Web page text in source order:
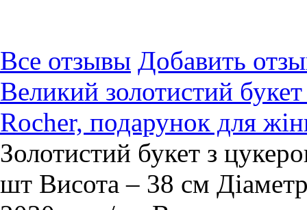
Все отзывы Добавить
Великий золотистий
Rocher, подарунок для
Золотистий букет з
шт Висота – 38 см